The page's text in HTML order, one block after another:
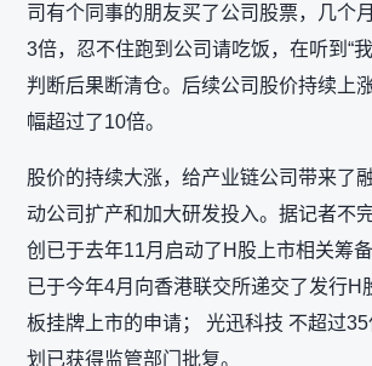
司有个同事的朋友买了公司股票，几个
3倍，忍不住跑到公司请吃饭，在听到“
判断后果断清仓。后续公司股价持续上
幅超过了10倍。
股价的持续大涨，给产业链公司带来了
动公司扩产和加大研发投入。据记者不
创已于去年11月启动了H股上市相关筹
已于今年4月向香港联交所递交了发行H
板挂牌上市的申请； 光迅科技 不超过
划已获得监管部门批复。